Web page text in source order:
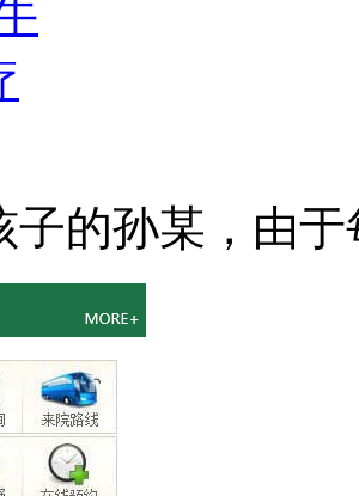
子的孙某，由